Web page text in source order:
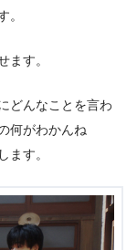
。
ます。
どんなことを言わ
何がわかんね
ます。